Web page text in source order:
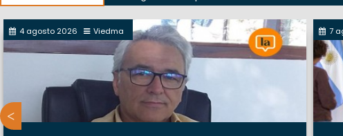
con un encuentro provincial en Roca
4 agosto 2026 Viedma 7